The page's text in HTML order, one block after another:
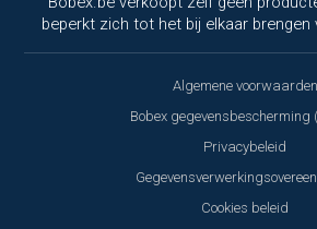
beperkt zich tot het bij elkaar brengen
Algemene voorwaarden
Bobex gegevensbescherming
Privacybeleid
Cookies beleid